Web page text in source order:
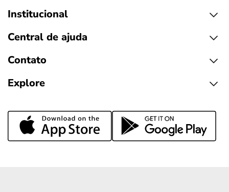
Institucional
Central de ajuda
Contato
Explore